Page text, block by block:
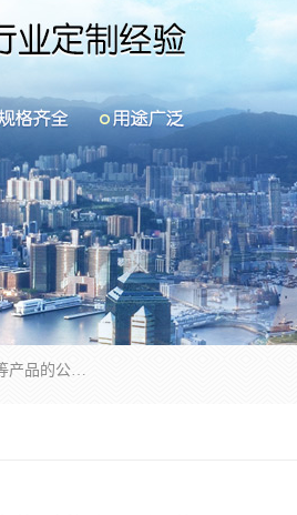
山东华钰金属材料有限公司是一家经营各种不锈钢管材、板材、圆钢、法兰、封头、型材等产品的公司；主营产品有：不锈钢管，激光切割，管件标准件，不锈钢圆钢，不锈钢人孔，不锈钢亮管，不锈钢角钢，不锈钢加工，不锈钢管子，不锈钢工业方管，不锈钢封头，不锈钢法兰，不锈钢阀门，不锈钢槽钢，不锈钢扁钢，不锈钢板等；可为客户制作各种规格的型材及不锈钢配件、非标准件及各种容器具等，能满足客户的不同采购要求。